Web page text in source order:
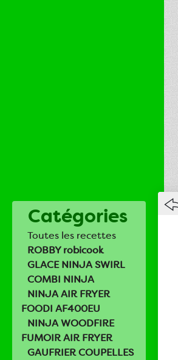
Catégories
Toutes les recettes
ROBBY robicook
GLACE NINJA SWIRL
COMBI NINJA
NINJA AIR FRYER
FOODI AF400EU
NINJA WOODFIRE
FUMOIR AIR FRYER
GAUFRIER COUPELLES